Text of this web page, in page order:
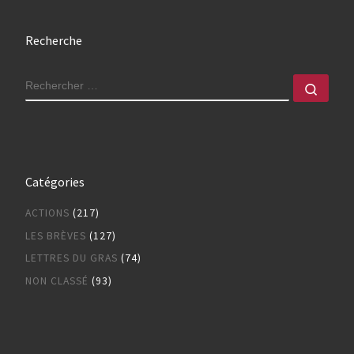
Recherche
RECHERCHER
Catégories
ACTIONS (217)
LES BRÈVES (127)
LETTRES DU GRAS (74)
NON CLASSÉ (93)